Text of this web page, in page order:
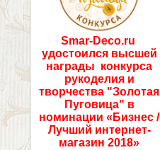
Smar-Deco.ru
удостоился высшей
награды конкурса
рукоделия и
творчества "Золотая
Пуговица" в
номинации «Бизнес /
Лучший интернет-
магазин 2018»